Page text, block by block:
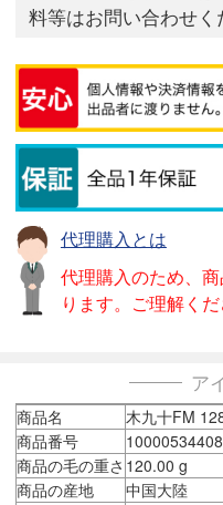
料等はお問い合わせく
代理購入とは
代理購入のため、
ります。ご理解くだ
ア
商品名
木九十FM
商品番号
10000534408
商品の毛の重さ 120.00 g
商品の産地
中国大陸